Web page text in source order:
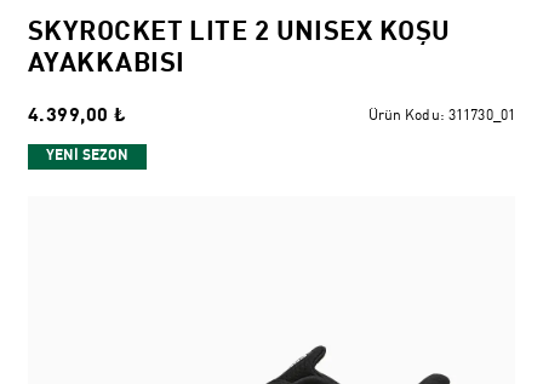
SKYROCKET LITE 2 UNISEX KOŞU
AYAKKABISI
4.399,00 ₺ Ürün Kodu: 311730_01
YENİ SEZON